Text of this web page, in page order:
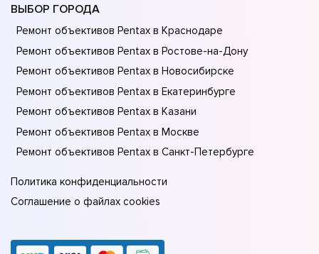
ВЫБОР ГОРОДА
Ремонт объективов Pentax в Краснодаре
Ремонт объективов Pentax в Ростове-на-Донy
Ремонт объективов Pentax в Новосибирске
Ремонт объективов Pentax в Екатеринбурге
Ремонт объективов Pentax в Казани
Ремонт объективов Pentax в Москве
Ремонт объективов Pentax в Санкт-Петербурге
Политика конфиденциальности
Соглашение о файлах cookies